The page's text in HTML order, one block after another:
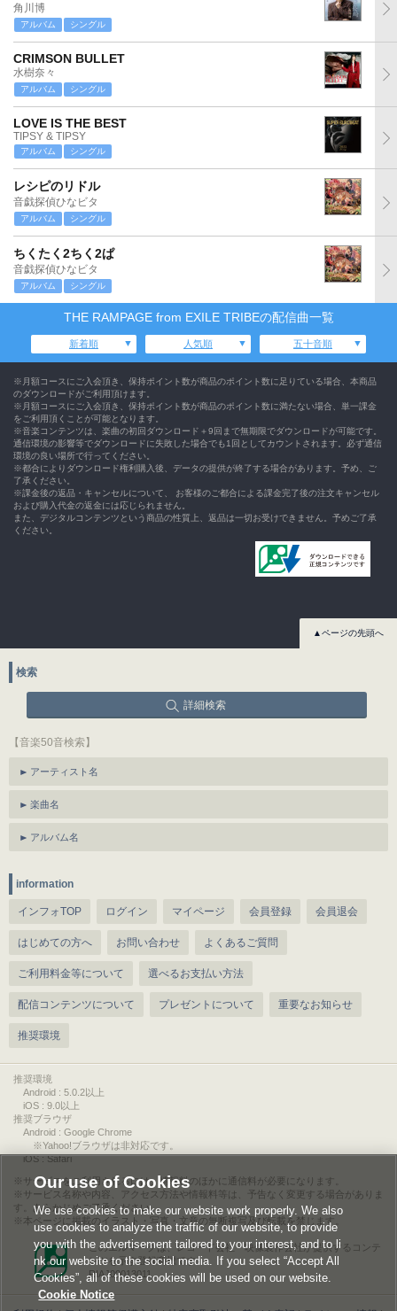
角川博
アルバム シングル
CRIMSON BULLET
水樹奈々
アルバム シングル
LOVE IS THE BEST
TIPSY & TIPSY
アルバム シングル
レシピのリドル
音戯探偵ひなビタ
アルバム シングル
ちくたく2ちく2ぱ
音戯探偵ひなビタ
アルバム シングル
THE RAMPAGE from EXILE TRIBEの配信曲一覧
新着順 人気順 五十音順
※月額コースにご入会頂き、保持ポイント数が商品のポイント数に足りている場合、本商品
のダウンロードがご利用頂けます。
※月額コースにご入会頂き、保持ポイント数が商品のポイント数に満たない場合、単一課金
をご利用頂くことが可能となります。
※音楽コンテンツは、楽曲の初回ダウンロード＋9回まで無期限でダウンロードが可能です。
通信環境の影響等でダウンロードに失敗した場合でも1回としてカウントされます。必ず通信
環境の良い場所で行ってください。
※都合によりダウンロード権利購入後、データの提供が終了する場合があります。予め、ご
了承ください。
※課金後の返品・キャンセルについて、 お客様のご都合による課金完了後の注文キャンセル
および購入代金の返金には応じられません。
また、デジタルコンテンツという商品の性質上、返品は一切お受けできません。予めご了承
ください。
▲ページの先頭へ
検索
詳細検索
【音楽50音検索】
アーティスト名
楽曲名
アルバム名
information
インフォTOP ログイン マイページ 会員登録 会員退会
はじめての方へ お問い合わせ よくあるご質問
ご利用料金等について 選べるお支払い方法
配信コンテンツについて プレゼントについて 重要なお知らせ
推奨環境
推奨環境
Android : 5.0.2以上
iOS : 9.0以上
推奨ブラウザ
Android : Google Chrome
※Yahoo!ブラウザは非対応です。
iOS : Safari
サービスをご利用されるには、情報料のほかに通信料が必要になります。
サービス名称や内容、アクセス方法や情報料等は、予告なく変更する場合がありま
す。あらかじめご了承ください。
本ページに掲載のイラスト・写真・文章の無断複写及び転載を禁じます。
このエルマークは、レコード会社・映像製作会社が提供するコンテ
ンツを示す登録商標です。
RIAJ00013011
Our use of Cookies
We use cookies to make our website work properly. We also
use cookies to analyze the traffic of our website, to provide
you with the advertisement tailored to your interest, and to li
nk our website to the social media. If you select “Accept All
Cookies”, all of these cookies will be used on our website.
Cookie Notice